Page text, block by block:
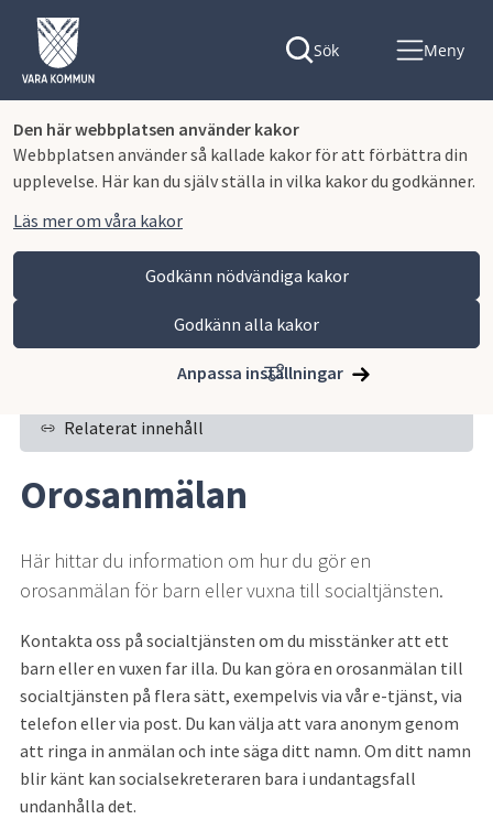
Den här webbplatsen använder kakor
Webbplatsen använder så kallade kakor för att förbättra din
upplevelse. Här kan du själv ställa in vilka kakor du godkänner.
Läs mer om våra kakor
Godkänn nödvändiga kakor
Godkänn alla kakor
Anpassa inställningar
Sök Meny
Vara kommun
Omsorg och stöd
Socialt stöd och trygghet
Orosanmälan
Relaterat innehåll
Orosanmälan
Här hittar du information om hur du gör en
orosanmälan för barn eller vuxna till socialtjänsten.
Kontakta oss på socialtjänsten om du misstänker att ett
barn eller en vuxen far illa. Du kan göra en orosanmälan till
socialtjänsten på flera sätt, exempelvis via vår e-tjänst, via
telefon eller via post. Du kan välja att vara anonym genom
att ringa in anmälan och inte säga ditt namn. Om ditt namn
blir känt kan socialsekreteraren bara i undantagsfall
undanhålla det.